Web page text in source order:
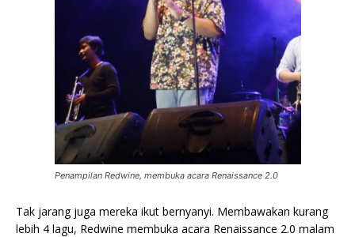
Penampilan Redwine, membuka acara Renaissance 2.0
Tak jarang juga mereka ikut bernyanyi. Membawakan kurang
lebih 4 lagu, Redwine membuka acara Renaissance 2.0 malam